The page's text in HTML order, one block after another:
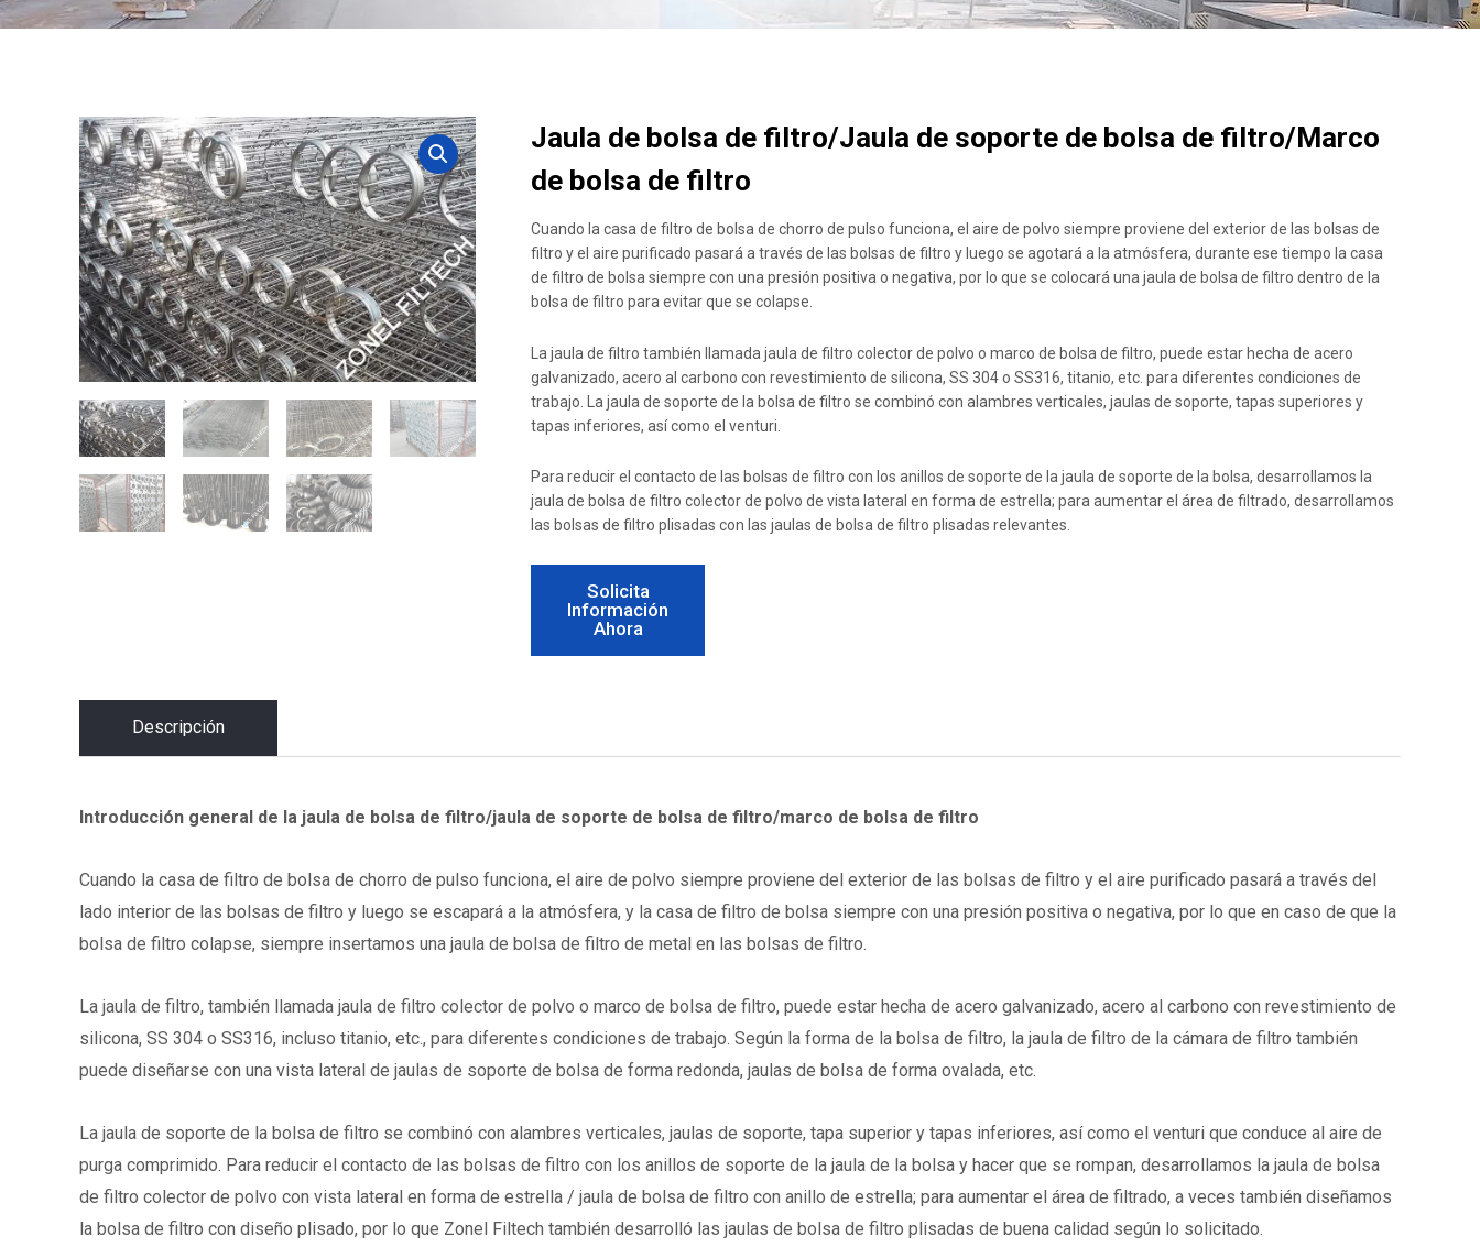
Jaula de bolsa de filtro/Jaula de soporte de bolsa de filtro/Marco
de bolsa de filtro
Cuando la casa de filtro de bolsa de chorro de pulso funciona, el aire de polvo siempre proviene del exterior de las bolsas de
filtro y el aire purificado pasará a través de las bolsas de filtro y luego se agotará a la atmósfera, durante ese tiempo la casa
de filtro de bolsa siempre con una presión positiva o negativa, por lo que se colocará una jaula de bolsa de filtro dentro de la
bolsa de filtro para evitar que se colapse.
La jaula de filtro también llamada jaula de filtro colector de polvo o marco de bolsa de filtro, puede estar hecha de acero
galvanizado, acero al carbono con revestimiento de silicona, SS 304 o SS316, titanio, etc. para diferentes condiciones de
trabajo. La jaula de soporte de la bolsa de filtro se combinó con alambres verticales, jaulas de soporte, tapas superiores y
tapas inferiores, así como el venturi.
Para reducir el contacto de las bolsas de filtro con los anillos de soporte de la jaula de soporte de la bolsa, desarrollamos la
jaula de bolsa de filtro colector de polvo de vista lateral en forma de estrella; para aumentar el área de filtrado, desarrollamos
las bolsas de filtro plisadas con las jaulas de bolsa de filtro plisadas relevantes.
Solicita
Información
Ahora
Descripción
Introducción general de la jaula de bolsa de filtro/jaula de soporte de bolsa de filtro/marco de bolsa de filtro
Cuando la casa de filtro de bolsa de chorro de pulso funciona, el aire de polvo siempre proviene del exterior de las bolsas de filtro y el aire purificado pasará a través del
lado interior de las bolsas de filtro y luego se escapará a la atmósfera, y la casa de filtro de bolsa siempre con una presión positiva o negativa, por lo que en caso de que la
bolsa de filtro colapse, siempre insertamos una jaula de bolsa de filtro de metal en las bolsas de filtro.
La jaula de filtro, también llamada jaula de filtro colector de polvo o marco de bolsa de filtro, puede estar hecha de acero galvanizado, acero al carbono con revestimiento de
silicona, SS 304 o SS316, incluso titanio, etc., para diferentes condiciones de trabajo. Según la forma de la bolsa de filtro, la jaula de filtro de la cámara de filtro también
puede diseñarse con una vista lateral de jaulas de soporte de bolsa de forma redonda, jaulas de bolsa de forma ovalada, etc.
La jaula de soporte de la bolsa de filtro se combinó con alambres verticales, jaulas de soporte, tapa superior y tapas inferiores, así como el venturi que conduce al aire de
purga comprimido. Para reducir el contacto de las bolsas de filtro con los anillos de soporte de la jaula de la bolsa y hacer que se rompan, desarrollamos la jaula de bolsa
de filtro colector de polvo con vista lateral en forma de estrella / jaula de bolsa de filtro con anillo de estrella; para aumentar el área de filtrado, a veces también diseñamos
la bolsa de filtro con diseño plisado, por lo que Zonel Filtech también desarrolló las jaulas de bolsa de filtro plisadas de buena calidad según lo solicitado.